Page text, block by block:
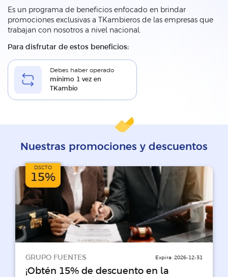
Es un programa de beneficios enfocado en brindar
promociones exclusivas a TKambieros de las empresas que
trabajan con nosotros a nivel nacional.
Para disfrutar de estos beneficios:
Debes haber operado
mínimo 1 vez en
TKambio
Nuestras promociones y descuentos
GRUPO FUENTES Expira: 2026-12-31
¡Obtén 15% de descuento en la
DSCTO
15%